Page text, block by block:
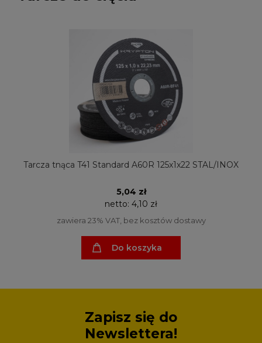
Tarcza tnąca T41 Standard A60R 125x1x22 STAL/INOX
5,04 zł
netto: 4,10 zł
zawiera 23% VAT, bez kosztów dostawy
Do koszyka
Zapisz się do
Newslettera!